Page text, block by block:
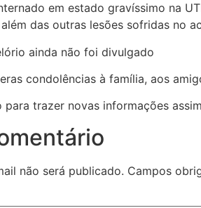
em estado gravíssimo na
das outras lesões sofridas no
ainda não foi divulgado
condolências à família, aos
para trazer novas informações
não será publicado. Campos